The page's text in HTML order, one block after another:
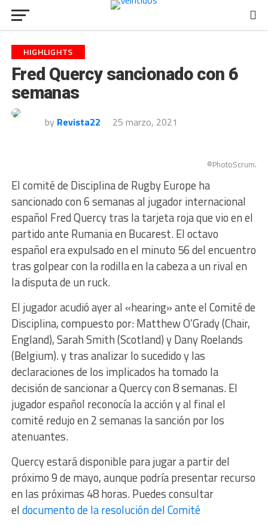
HIGHLIGHTS
Fred Quercy sancionado con 6
semanas
by Revista22 25 marzo, 2021
©PhotoScrum.
El comité de Disciplina de Rugby Europe ha
sancionado con 6 semanas al jugador internacional
español Fred Quercy tras la tarjeta roja que vio en el
partido ante Rumania en Bucarest. El octavo
español era expulsado en el minuto 56 del encuentro
tras golpear con la rodilla en la cabeza a un rival en
la disputa de un ruck.
El jugador acudió ayer al «hearing» ante el Comité de
Disciplina, compuesto por: Matthew O’Grady (Chair,
England), Sarah Smith (Scotland) y Dany Roelands
(Belgium). y tras analizar lo sucedido y las
declaraciones de los implicados ha tomado la
decisión de sancionar a Quercy con 8 semanas. El
jugador español reconocía la acción y al final el
comité redujo en 2 semanas la sanción por los
atenuantes.
Quercy estará disponible para jugar a partir del
próximo 9 de mayo, aunque podría presentar recurso
en las próximas 48 horas. Puedes consultar
eldocumento de la resolución del Comité